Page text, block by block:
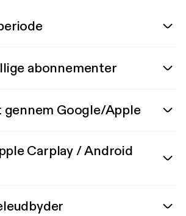
abonnementer
Google/Apple
Carplay / Android